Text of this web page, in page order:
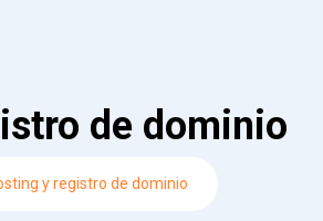
de dominio
y registro de dominio